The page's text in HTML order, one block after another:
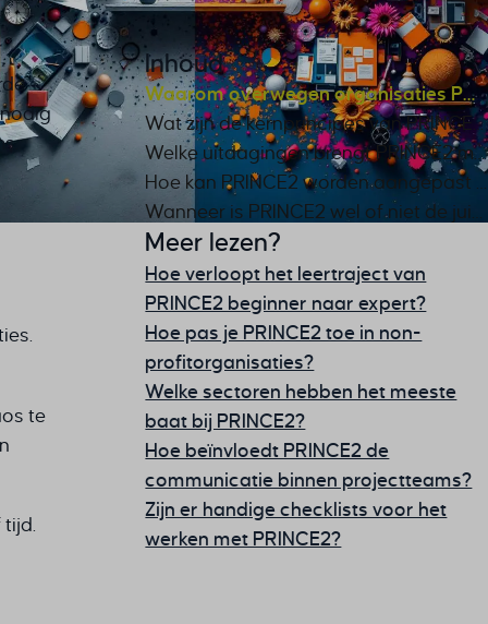
te
tijd.
Inhoud
Waarom overwegen organisaties PRINCE2 voor creatieve projecten?
Wat zijn de kernprincipes van PRINCE2 en hoe verhouden deze zich tot creativiteit?
Welke uitdagingen brengt PRINCE2 met zich mee voor marketingteams?
Hoe kan PRINCE2 worden aangepast voor creatieve en marketingprojecten?
Wanneer is PRINCE2 wel of niet de juiste keuze voor creatieve projecten?
Meer lezen?
Hoe verloopt het leertraject van
PRINCE2 beginner naar expert?
Hoe pas je PRINCE2 toe in non-
profitorganisaties?
Welke sectoren hebben het meeste
baat bij PRINCE2?
Hoe beïnvloedt PRINCE2 de
communicatie binnen projectteams?
Zijn er handige checklists voor het
werken met PRINCE2?